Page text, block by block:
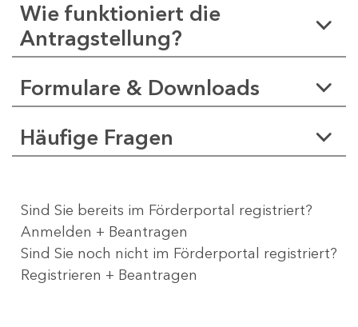
Wie funktioniert die
Antragstellung?
Formulare & Downloads
Häufige Fragen
Sind Sie bereits im Förderportal registriert?
Anmelden + Beantragen
Sind Sie noch nicht im Förderportal registriert?
Registrieren + Beantragen